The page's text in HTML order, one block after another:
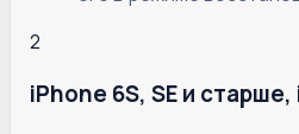
2
iPhone 6S, SE и